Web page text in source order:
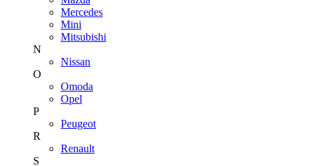
Mercedes
Mini
Mitsubishi
N
Nissan
O
Omoda
Opel
P
Peugeot
R
Renault
S